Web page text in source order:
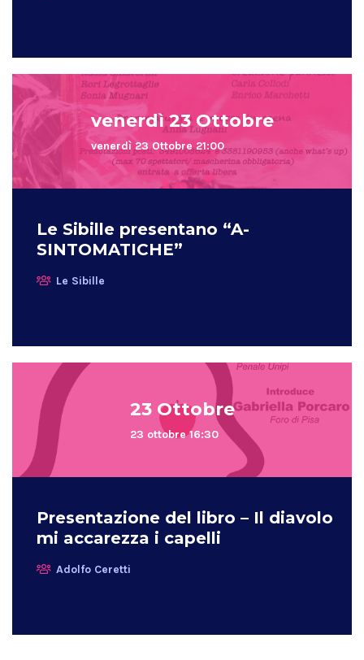
venerdì 23 Ottobre
venerdì 23 Ottobre 21:00
Le Sibille presentano “A-
SINTOMATICHE”
Le Sibille
23 Ottobre
23 ottobre 16:30
Presentazione del libro – Il diavolo
mi accarezza i capelli
Adolfo Ceretti